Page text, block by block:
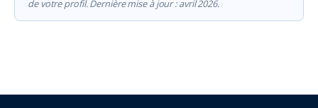
de votre profil. Dernière mise à jour : avril 2026.